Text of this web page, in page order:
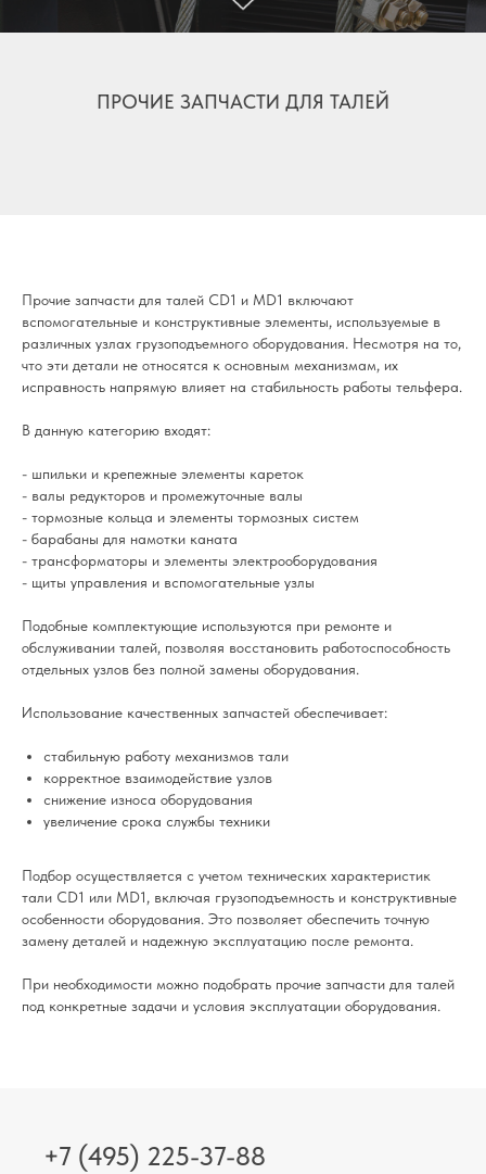
ПРОЧИЕ ЗАПЧАСТИ ДЛЯ ТАЛЕЙ
Прочие запчасти для талей CD1 и MD1 включают
вспомогательные и конструктивные элементы, используемые в
различных узлах грузоподъемного оборудования. Несмотря на то,
что эти детали не относятся к основным механизмам, их
исправность напрямую влияет на стабильность работы тельфера.
В данную категорию входят:
- шпильки и крепежные элементы кареток
- валы редукторов и промежуточные валы
- тормозные кольца и элементы тормозных систем
- барабаны для намотки каната
- трансформаторы и элементы электрооборудования
- щиты управления и вспомогательные узлы
Подобные комплектующие используются при ремонте и
обслуживании талей, позволяя восстановить работоспособность
отдельных узлов без полной замены оборудования.
Использование качественных запчастей обеспечивает:
стабильную работу механизмов тали
корректное взаимодействие узлов
снижение износа оборудования
увеличение срока службы техники
Подбор осуществляется с учетом технических характеристик
тали CD1 или MD1, включая грузоподъемность и конструктивные
особенности оборудования. Это позволяет обеспечить точную
замену деталей и надежную эксплуатацию после ремонта.
При необходимости можно подобрать прочие запчасти для талей
под конкретные задачи и условия эксплуатации оборудования.
+7 (495) 225-37-88